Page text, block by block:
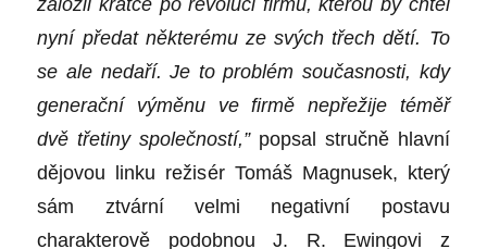
založil krátce po revoluci firmu, kterou by chtěl
nyní předat některému ze svých třech dětí. To
se ale nedaří. Je to problém současnosti, kdy
generační výměnu ve firmě nepřežije téměř
dvě třetiny společností,” popsal stručně hlavní
dějovou linku režisér Tomáš Magnusek, který
sám ztvární velmi negativní postavu
charakterově podobnou J. R. Ewingovi z